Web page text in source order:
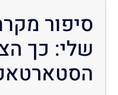
סיפור
שלי: כך